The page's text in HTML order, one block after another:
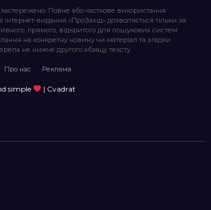
застережено. Повне або часткове використання
інтернет-видання «ПроЗахід» дозволяється тільки за
прямого, відкритого для пошукових систем
на конкретну новину чи матеріал та згадки
не нижче другого абзацу тексту.
Про нас Реклама
simple | Cvadrat